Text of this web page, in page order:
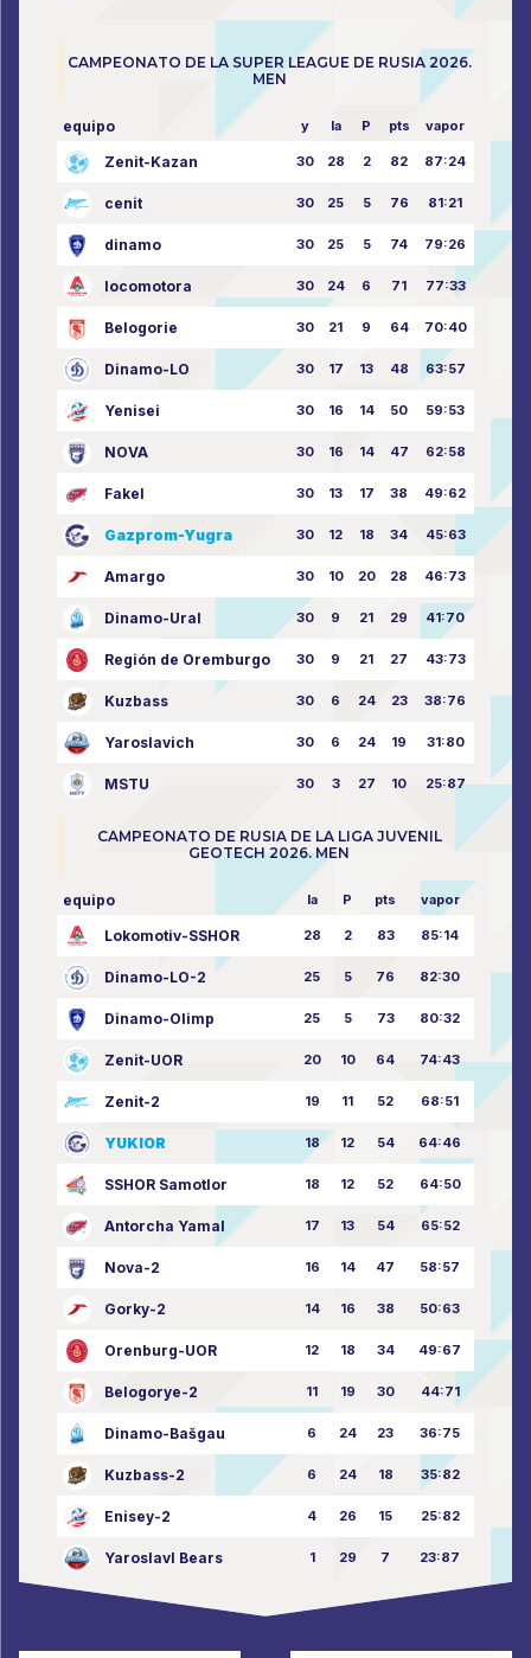
CAMPEONATO DE LA SUPER LEAGUE DE RUSIA 2026.
MEN
equipo y la P pts vapor
Zenit-Kazan 30 28 2 82 87:24
cenit 30 25 5 76 81:21
dinamo 30 25 5 74 79:26
locomotora 30 24 6 71 77:33
Belogorie 30 21 9 64 70:40
Dinamo-LO 30 17 13 48 63:57
Yenisei 30 16 14 50 59:53
NOVA 30 16 14 47 62:58
Fakel 30 13 17 38 49:62
Gazprom-Yugra 30 12 18 34 45:63
Amargo 30 10 20 28 46:73
Dinamo-Ural 30 9 21 29 41:70
Región de Oremburgo 30 9 21 27 43:73
Kuzbass 30 6 24 23 38:76
Yaroslavich 30 6 24 19 31:80
MSTU 30 3 27 10 25:87
CAMPEONATO DE RUSIA DE LA LIGA JUVENIL
GEOTECH 2026. MEN
equipo la P pts vapor
Lokomotiv-SSHOR 28 2 83 85:14
Dinamo-LO-2 25 5 76 82:30
Dinamo-Olimp 25 5 73 80:32
Zenit-UOR 20 10 64 74:43
Zenit-2 19 11 52 68:51
YUKIOR 18 12 54 64:46
SSHOR Samotlor 18 12 52 64:50
Antorcha Yamal 17 13 54 65:52
Nova-2 16 14 47 58:57
Gorky-2 14 16 38 50:63
Orenburg-UOR 12 18 34 49:67
Belogorye-2 11 19 30 44:71
Dinamo-Bašgau 6 24 23 36:75
Kuzbass-2 6 24 18 35:82
Enisey-2 4 26 15 25:82
Yaroslavl Bears 1 29 7 23:87